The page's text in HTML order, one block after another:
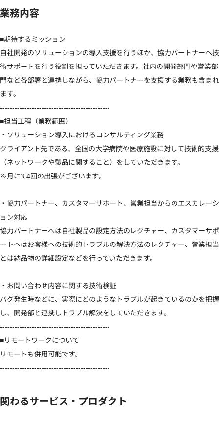
業務内容
■期待するミッション
自社開発のソリューションの導入支援を行うほか、協力パートナーへ技
術サポートを行う役割を担っていただきます。社内の開発部門や営業部
門など各部署と連携しながら、協力パートナーを支援する業務も含まれ
ます。
---------------------------------------------
■担当工程（業務範囲）
・ソリューション導入におけるコンサルティング業務
クライアント先である、全国の大学病院や医療施設に対して技術的支援
（ネットワークや製品に関すること）をしていただきます。
※月に3,4回の出張がございます。
・協力パートナー、カスタマーサポート、営業担当からのエスカレーシ
ョン対応
協力パートナーへは自社製品の設定方法のレクチャー、カスタマーサポ
ートへはお客様への技術的トラブルの解決方法のレクチャー、営業担当
とは納品物の詳細設定などを行っていただきます。
・お問い合わせ内容に関する技術検証
バグ発生時などに、実際にどのようなトラブルが起きているのかを把握
し、開発部と連携しトラブル解決をしていただきます。
---------------------------------------------
■リモートワークについて
リモートも併用可能です。
---------------------------------------------
関わるサービス・プロダクト